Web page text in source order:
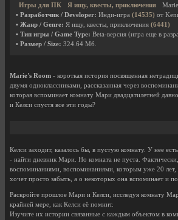
Игры для ПК
Я ищу, квесты, приключения
• Разработчик / Developer: Инди-игра (14535) от
• Жанр / Genre: Я ищу, квесты, приключения (6441)
• Тип игры / Game Type: Beta-версия (игра еще в
• Размер / Size: 324.64 Мб.
Marie's Room - короткая история посвященная
двумя одноклассниками, рассказанная через
которая вспоминает комнату Мари двадцатилетней
и Келси спустя все эти годы?
Келси заходит, казалось бы, в пустую комнату. У нее
- найти дневник Мари. Но комната не пуста.
воспоминаниями, воспоминаниями, которым уже 20 лет,
хочет просто забыть, а о некоторых она вспоминает и
Раскройте прошлое Мари и Келси, исследуя комнату
крайней мере, как Келси её помнит.
Изучите их истории связанные с каждым объектом в